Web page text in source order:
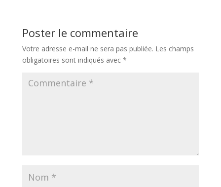
Poster le commentaire
Votre adresse e-mail ne sera pas publiée. Les champs
obligatoires sont indiqués avec *